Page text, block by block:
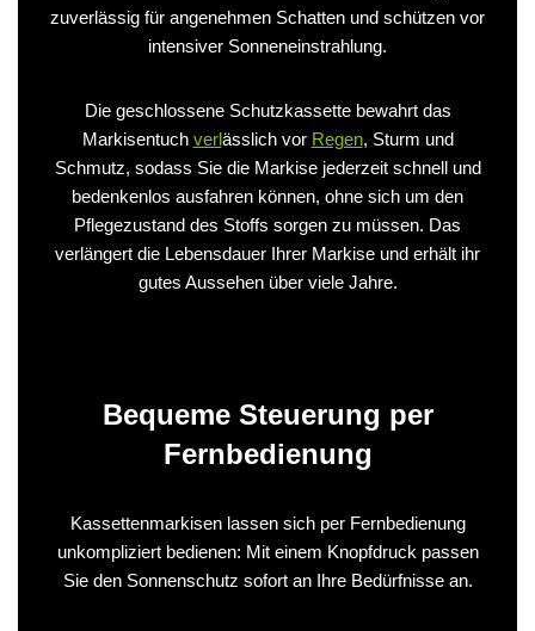
zuverlässig für angenehmen Schatten und schützen vor
intensiver Sonneneinstrahlung.
Die geschlossene Schutzkassette bewahrt das
Markisentuch verlässlich vor Regen, Sturm und
Schmutz, sodass Sie die Markise jederzeit schnell und
bedenkenlos ausfahren können, ohne sich um den
Pflegezustand des Stoffs sorgen zu müssen. Das
verlängert die Lebensdauer Ihrer Markise und erhält ihr
gutes Aussehen über viele Jahre.
Bequeme Steuerung per
Fernbedienung
Kassettenmarkisen lassen sich per Fernbedienung
unkompliziert bedienen: Mit einem Knopfdruck passen
Sie den Sonnenschutz sofort an Ihre Bedürfnisse an.